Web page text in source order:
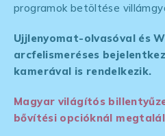
programok betöltése
Ujjlenyomat-olvasóval és
arcfelismeréses
kamerával is rendelkezik.
Magyar világítós
bővítési opcióknál